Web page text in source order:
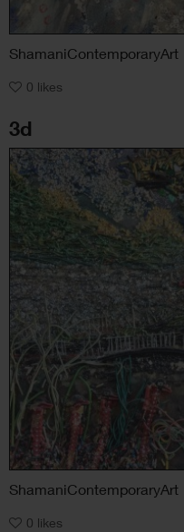
ShamaniContemporaryArt
0 likes
3d
ShamaniContemporaryArt
0 likes